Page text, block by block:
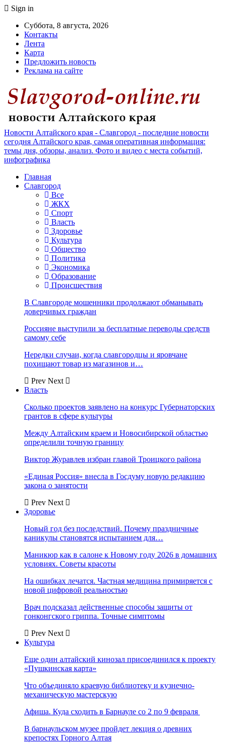
Sign in
Суббота, 8 августа, 2026
Контакты
Лента
Карта
Предложить новость
Реклама на сайте
Новости Алтайского края - Славгород - последние новости
сегодня Алтайского края, самая оперативная информация:
темы дня, обзоры, анализ. Фото и видео с места событий,
инфографика
Главная
Славгород
Все
ЖКХ
Спорт
Власть
Здоровье
Культура
Общество
Политика
Экономика
Образование
Происшествия
В Славгороде мошенники продолжают обманывать
доверчивых граждан
Россияне выступили за бесплатные переводы средств
самому себе
Нередки случаи, когда славгородцы и яровчане
похищают товар из магазинов и…
Prev Next
Власть
Сколько проектов заявлено на конкурс Губернаторских
грантов в сфере культуры
Между Алтайским краем и Новосибирской областью
определили точную границу
Виктор Журавлев избран главой Троицкого района
«Единая Россия» внесла в Госдуму новую редакцию
закона о занятости
Prev Next
Здоровье
Новый год без последствий. Почему праздничные
каникулы становятся испытанием для…
Маникюр как в салоне к Новому году 2026 в домашних
условиях. Советы красоты
На ошибках лечатся. Частная медицина примиряется с
новой цифровой реальностью
Врач подсказал действенные способы защиты от
гонконгского гриппа. Точные симптомы
Prev Next
Культура
Еще один алтайский кинозал присоединился к проекту
«Пушкинская карта»
Что объединяло краевую библиотеку и кузнечно-
механическую мастерскую
Афиша. Куда сходить в Барнауле со 2 по 9 февраля
В барнаульском музее пройдет лекция о древних
крепостях Горного Алтая